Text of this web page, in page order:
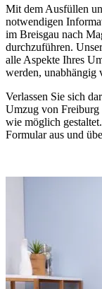
Mit dem Ausfüllen
notwendigen
im Breisgau nach
durchzuführen.
alle Aspekte Ihres
werden, unabhängig
Verlassen Sie sich
Umzug von Freiburg
wie möglich
Formular aus und